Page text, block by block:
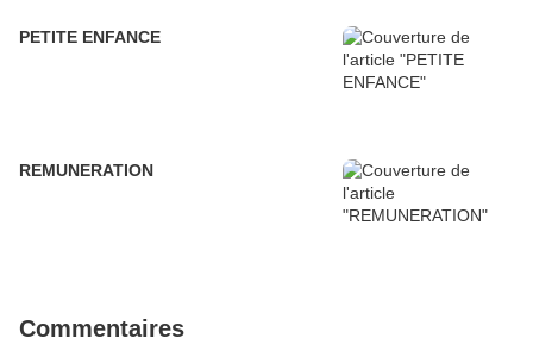
PETITE ENFANCE
REMUNERATION
Commentaires